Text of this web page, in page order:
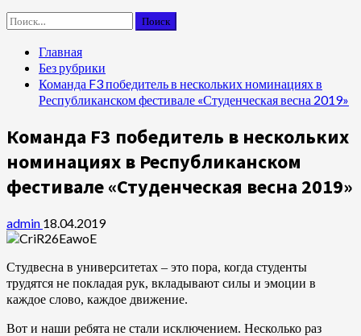
Найти:
Главная
Без рубрики
Команда F3 победитель в нескольких номинациях в
Республиканском фестивале «Студенческая весна 2019»
Команда F3 победитель в нескольких
номинациях в Республиканском
фестивале «Студенческая весна 2019»
admin 18.04.2019
Студвесна в университетах – это пора, когда студенты
трудятся не покладая рук, вкладывают силы и эмоции в
каждое слово, каждое движение.
Вот и наши ребята не стали исключением. Несколько раз